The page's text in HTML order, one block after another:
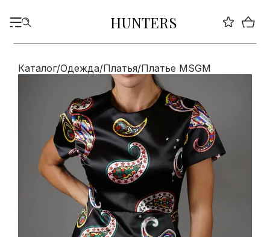
HUNTERS
Каталог/Одежда/Платья/Платье MSGM